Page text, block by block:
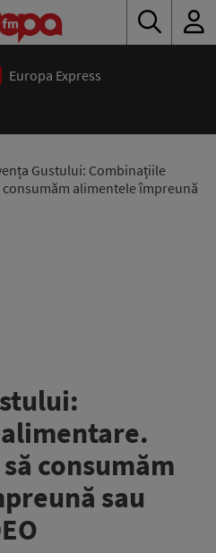
Europa Express
Gustului: Combinațiile
alimentele împreună
consumăm
sau